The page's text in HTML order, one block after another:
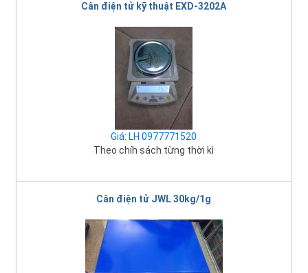
Cân điện tử kỹ thuật EXD-3202A
Giá: LH 0977771520
Theo chíh sách từng thời kì
Cân điện tử JWL 30kg/1g